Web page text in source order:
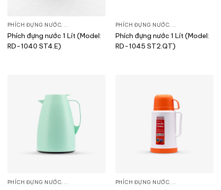
PHÍCH ĐỰNG NƯỚC, SẢN PHẨM KHÁC
Phích đựng nước 1 Lít (Model:
RD-1040 ST4.E)
PHÍCH ĐỰNG NƯỚC, SẢN PHẨM KHÁC
Phích đựng nước 1 Lít (Model:
RD-1045 ST2.QT)
PHÍCH ĐỰNG NƯỚC, SẢN PHẨM KHÁC PHÍCH ĐỰNG NƯỚC, SẢN PHẨM KHÁC